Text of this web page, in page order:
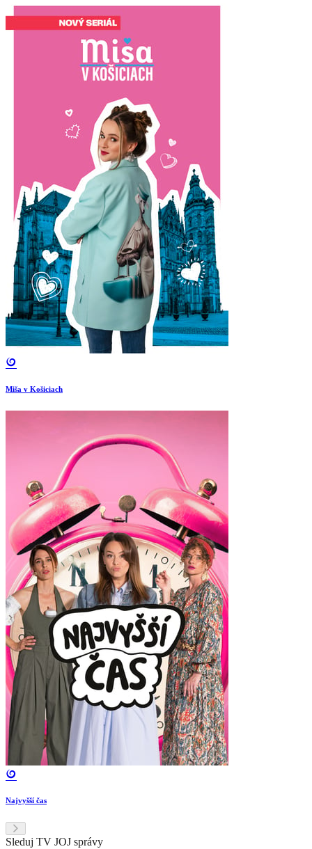
Miša v Košiciach
Najvyšší čas
Sleduj TV JOJ správy